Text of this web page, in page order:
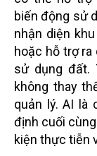
biến động sử
nhận diện
hoặc hỗ trợ
sử dụng đất.
không thay
quản lý. AI là
định cuối
kiện thực tiễn